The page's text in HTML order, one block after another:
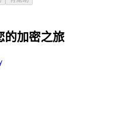
的加密之旅